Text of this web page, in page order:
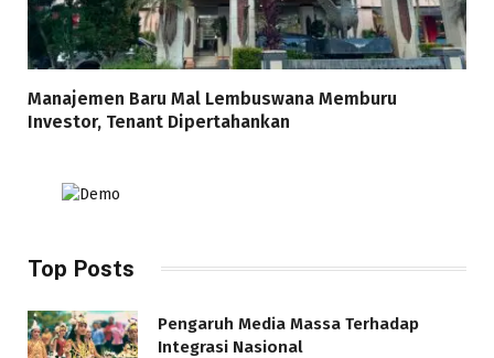
Manajemen Baru Mal Lembuswana Memburu
Investor, Tenant Dipertahankan
Top Posts
Pengaruh Media Massa Terhadap
Integrasi Nasional